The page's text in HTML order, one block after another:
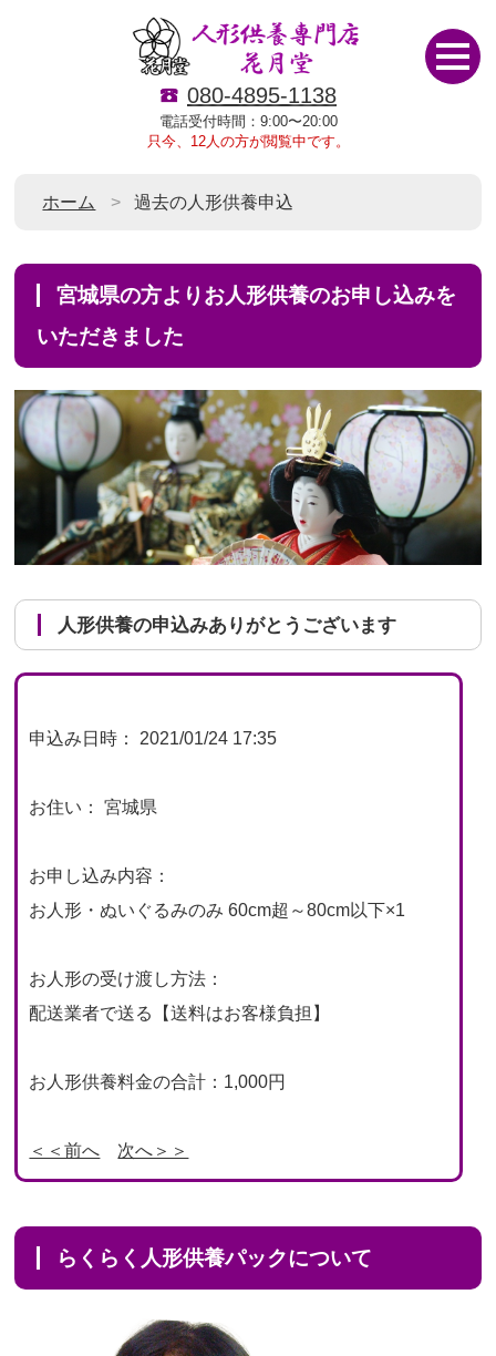
080-4895-1138
電話受付時間：9:00〜20:00
只今、12人の方が閲覧中です。
ホーム 過去の人形供養申込
宮城県の方よりお人形供養のお申し込みを
いただきました
人形供養の申込みありがとうございます
申込み日時： 2021/01/24 17:35
お住い： 宮城県
お申し込み内容：
お人形・ぬいぐるみのみ 60cm超～80cm以下×1
お人形の受け渡し方法：
配送業者で送る【送料はお客様負担】
お人形供養料金の合計：1,000円
＜＜前へ 次へ＞＞
らくらく人形供養パックについて